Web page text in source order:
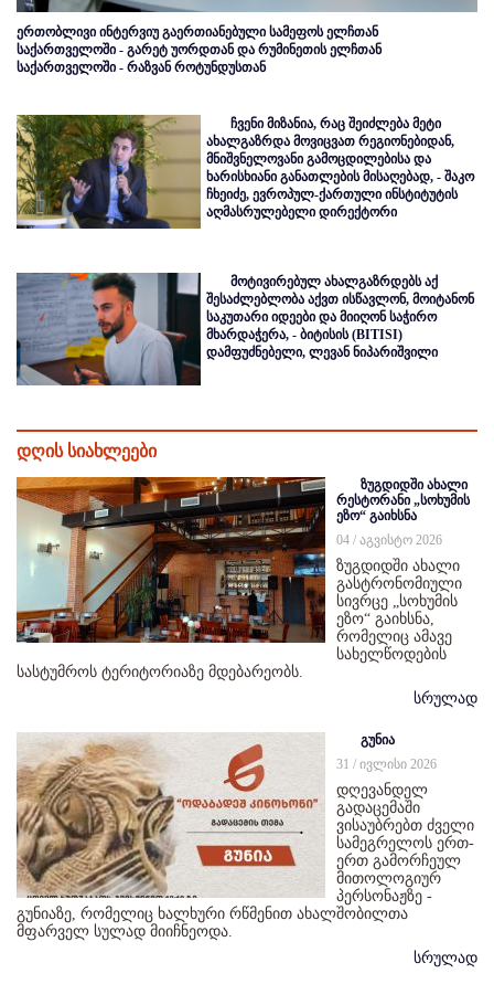
ერთობლივი ინტერვიუ გაერთიანებული სამეფოს ელჩთან
საქართველოში - გარეტ უორდთან და რუმინეთის ელჩთან
საქართველოში - რაზვან როტუნდუსთან
ჩვენი მიზანია, რაც შეიძლება მეტი
ახალგაზრდა მოვიცვათ რეგიონებიდან,
მნიშვნელოვანი გამოცდილებისა და
ხარისხიანი განათლების მისაღებად, - შაკო
ჩხეიძე, ევროპულ-ქართული ინსტიტუტის
აღმასრულებელი დირექტორი
მოტივირებულ ახალგაზრდებს აქ
შესაძლებლობა აქვთ ისწავლონ, მოიტანონ
საკუთარი იდეები და მიიღონ საჭირო
მხარდაჭერა, - ბიტისის (BITISI)
დამფუძნებელი, ლევან ნიპარიშვილი
დღის სიახლეები
ზუგდიდში ახალი
რესტორანი „სოხუმის
ეზო“ გაიხსნა
04 / აგვისტო 2026
ზუგდიდში ახალი
გასტრონომიული
სივრცე „სოხუმის
ეზო“ გაიხსნა,
რომელიც ამავე
სახელწოდების
სასტუმროს ტერიტორიაზე მდებარეობს.
სრულად
გუნია
31 / ივლისი 2026
დღევანდელ
გადაცემაში
ვისაუბრებთ ძველი
სამეგრელოს ერთ-
ერთ გამორჩეულ
მითოლოგიურ
პერსონაჟზე -
გუნიაზე, რომელიც ხალხური რწმენით ახალშობილთა
მფარველ სულად მიიჩნეოდა.
სრულად